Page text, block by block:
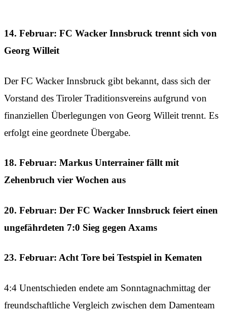
14. Februar: FC Wacker Innsbruck trennt sich von
Georg Willeit
Der FC Wacker Innsbruck gibt bekannt, dass sich der
Vorstand des Tiroler Traditionsvereins aufgrund von
finanziellen Überlegungen von Georg Willeit trennt. Es
erfolgt eine geordnete Übergabe.
18. Februar: Markus Unterrainer fällt mit
Zehenbruch vier Wochen aus
20. Februar: Der FC Wacker Innsbruck feiert einen
ungefährdeten 7:0 Sieg gegen Axams
23. Februar: Acht Tore bei Testspiel in Kematen
4:4 Unentschieden endete am Sonntagnachmittag der
freundschaftliche Vergleich zwischen dem Damenteam